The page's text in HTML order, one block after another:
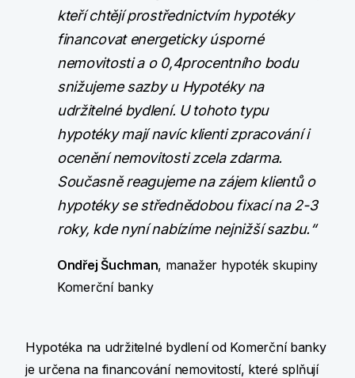
kteří chtějí prostřednictvím hypotéky
financovat energeticky úsporné
nemovitosti a o 0,4procentního bodu
snižujeme sazby u Hypotéky na
udržitelné bydlení. U tohoto typu
hypotéky mají navíc klienti zpracování i
ocenění nemovitosti zcela zdarma.
Současně reagujeme na zájem klientů o
hypotéky se střednědobou fixací na 2-3
roky, kde nyní nabízíme nejnižší sazbu.“
Ondřej Šuchman, manažer hypoték skupiny
Komerční banky
Hypotéka na udržitelné bydlení od Komerční banky
je určena na financování nemovitostí, které splňují